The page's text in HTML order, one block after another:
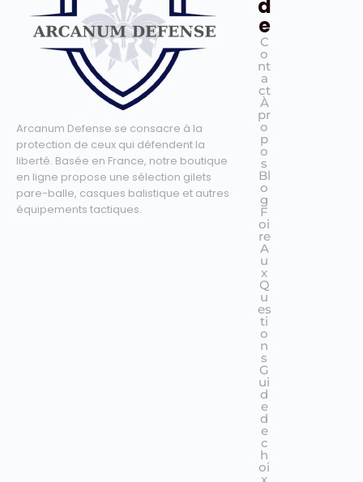
Arcanum Defense se consacre à la
protection de ceux qui défendent la
liberté. Basée en France, notre boutique
en ligne propose une sélection gilets
pare-balle, casques balistique et autres
équipements tactiques.
d
e
C
o
nt
a
ct
À
pr
o
p
o
s
Bl
o
g
F
oi
re
A
u
x
Q
u
es
ti
o
n
s
G
ui
d
e
d
e
c
h
oi